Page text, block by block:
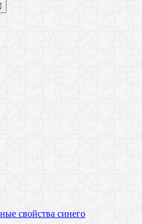
свойства синего